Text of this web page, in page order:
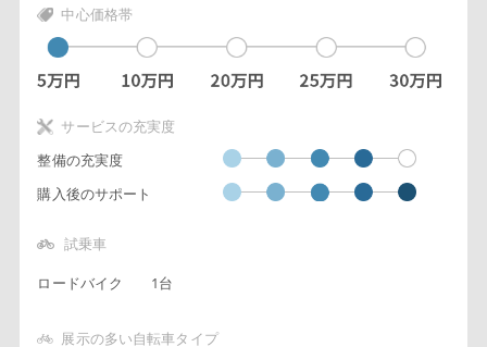
中心価格帯
サービスの充実度
整備の充実度
購入後のサポート
試乗車
ロードバイク 1台
展示の多い自転車タイプ